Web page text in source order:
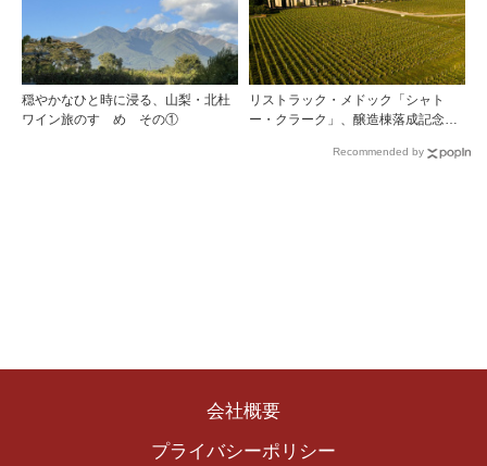
穏やかなひと時に浸る、山梨・北杜
ワイン旅のすゝめ その①
リストラック・メドック「シャト
ー・クラーク」、醸造棟落成記念夕
Recommended by
会社概要
プライバシーポリシー